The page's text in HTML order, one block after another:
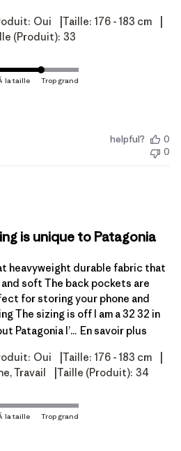
Oui Taille: 176 - 183 cm
(produit): 33
helpful?
0
0
is unique to Patagonia
heavyweight durable fabric that
soft The back pockets are
for storing your phone and
The sizing is off I am a 32 32 in
Patagonia I’... En savoir plus
Oui Taille: 176 - 183 cm
Travail Taille (produit): 34